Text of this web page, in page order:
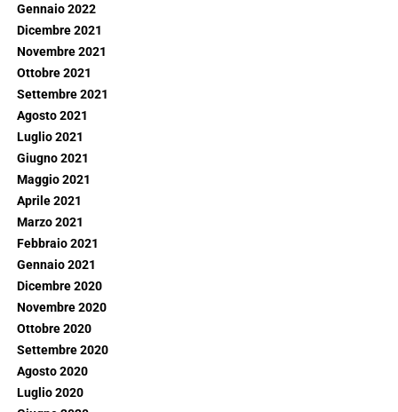
Gennaio 2022
Dicembre 2021
Novembre 2021
Ottobre 2021
Settembre 2021
Agosto 2021
Luglio 2021
Giugno 2021
Maggio 2021
Aprile 2021
Marzo 2021
Febbraio 2021
Gennaio 2021
Dicembre 2020
Novembre 2020
Ottobre 2020
Settembre 2020
Agosto 2020
Luglio 2020